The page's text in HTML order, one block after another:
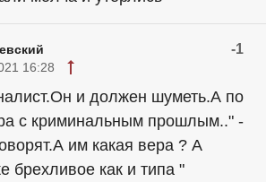
-1
16:28
и должен шуметь.А по
с криминальным прошлым.." -
им какая вера ? А
брехливое как и типа "